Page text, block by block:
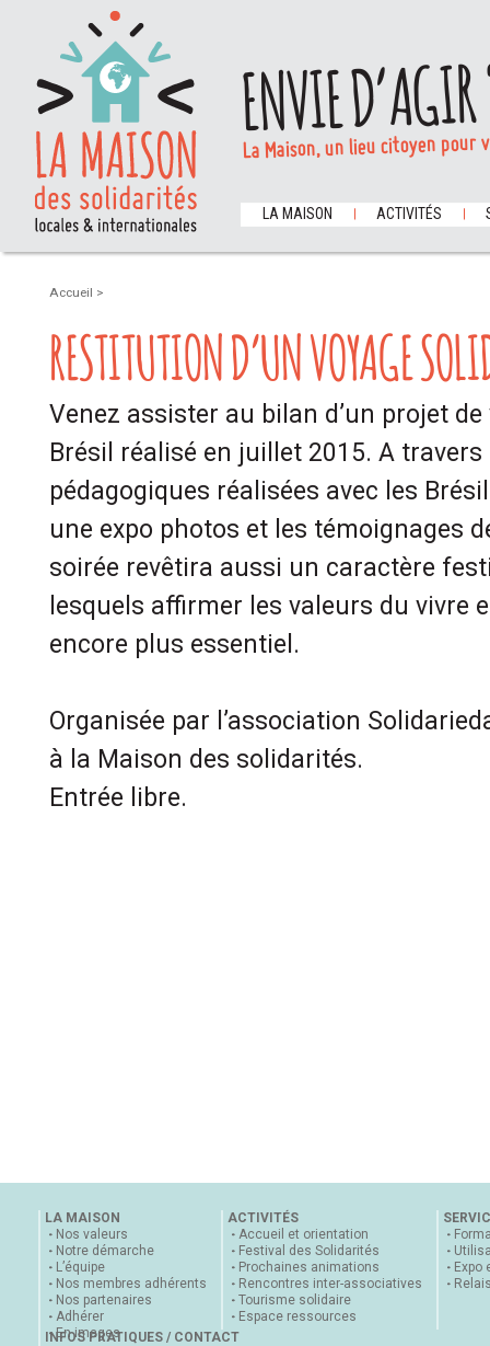
ENVIE
La Maison, un lieu citoyen
LA MAISON ACTIVITÉS
Accueil >
RESTITUTION D’UN VOYAGE
Venez assister au bilan d’un projet
Brésil réalisé en juillet 2015. A travers
pédagogiques réalisées avec les
une expo photos et les témoignages
soirée revêtira aussi un caractère
lesquels affirmer les valeurs du vivre
encore plus essentiel.
Organisée par l’association
à la Maison des solidarités.
Entrée libre.
LA MAISON
Nos valeurs
Notre démarche
L’équipe
Nos membres adhérents
Nos partenaires
Adhérer
En images
ACTIVITÉS
Accueil et orientation
Festival des Solidarités
Prochaines animations
Rencontres inter-associatives
Tourisme solidaire
Espace ressources
Expo
INFOS PRATIQUES / CONTACT